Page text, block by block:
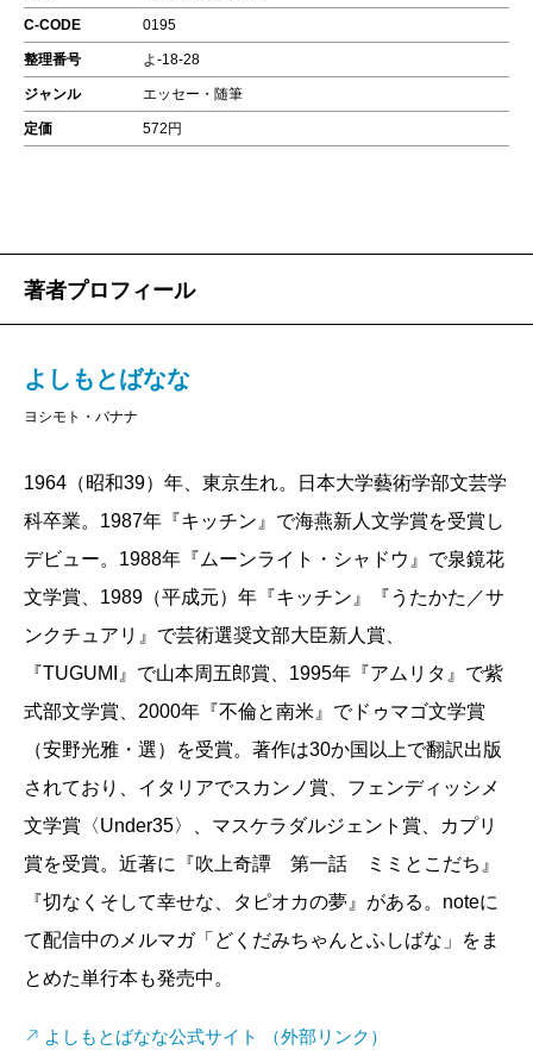
C-CODE 0195
整理番号 よ-18-28
ジャンル エッセー・随筆
定価 572円
著者プロフィール
よしもとばなな
ヨシモト・バナナ
1964（昭和39）年、東京生れ。日本大学藝術学部文芸学
科卒業。1987年『キッチン』で海燕新人文学賞を受賞し
デビュー。1988年『ムーンライト・シャドウ』で泉鏡花
文学賞、1989（平成元）年『キッチン』『うたかた／サ
ンクチュアリ』で芸術選奨文部大臣新人賞、
『TUGUMI』で山本周五郎賞、1995年『アムリタ』で紫
式部文学賞、2000年『不倫と南米』でドゥマゴ文学賞
（安野光雅・選）を受賞。著作は30か国以上で翻訳出版
されており、イタリアでスカンノ賞、フェンディッシメ
文学賞〈Under35〉、マスケラダルジェント賞、カプリ
賞を受賞。近著に『吹上奇譚 第一話 ミミとこだち』
『切なくそして幸せな、タピオカの夢』がある。noteに
て配信中のメルマガ「どくだみちゃんとふしばな」をま
とめた単行本も発売中。
よしもとばなな公式サイト （外部リンク）